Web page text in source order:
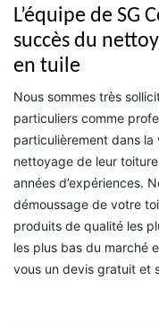
L’équipe de SG
succès du
en tuile
Nous sommes très
particuliers comme
particulièrement dans
nettoyage de leur
années d’expériences.
démoussage de votre
produits de qualité les
les plus bas du marché
vous un devis gratuit et